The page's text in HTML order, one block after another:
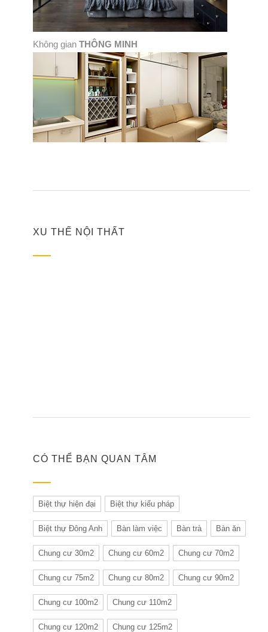
Không gian THÔNG MINH
XU THẾ NỘI THẤT
CÓ THỂ BẠN QUAN TÂM
Biệt thự hiện đại Biệt thự kiểu pháp
Biệt thự Đông Anh Bàn làm việc Bàn trà Bàn ăn
Chung cư 30m2 Chung cư 60m2 Chung cư 70m2
Chung cư 75m2 Chung cư 80m2 Chung cư 90m2
Chung cư 100m2 Chung cư 110m2
Chung cư 120m2 Chung cư 125m2